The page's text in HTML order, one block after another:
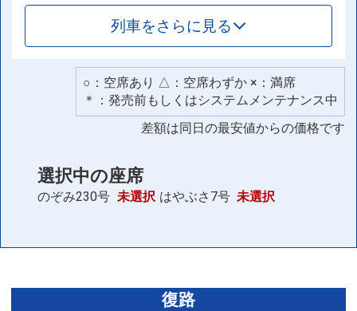
列車をさらに見る
○：空席あり △：空席わずか ×：満席
＊：発売前もしくはシステムメンテナンス中
差額は同日の最安値からの価格です
選択中の座席
のぞみ230号 未選択 はやぶさ7号 未選択
復路